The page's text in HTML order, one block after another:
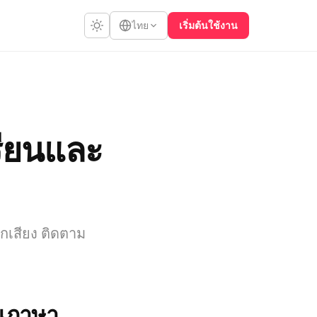
ไทย เริ่มต้นใช้งาน
นและ
เสียง ติดตาม